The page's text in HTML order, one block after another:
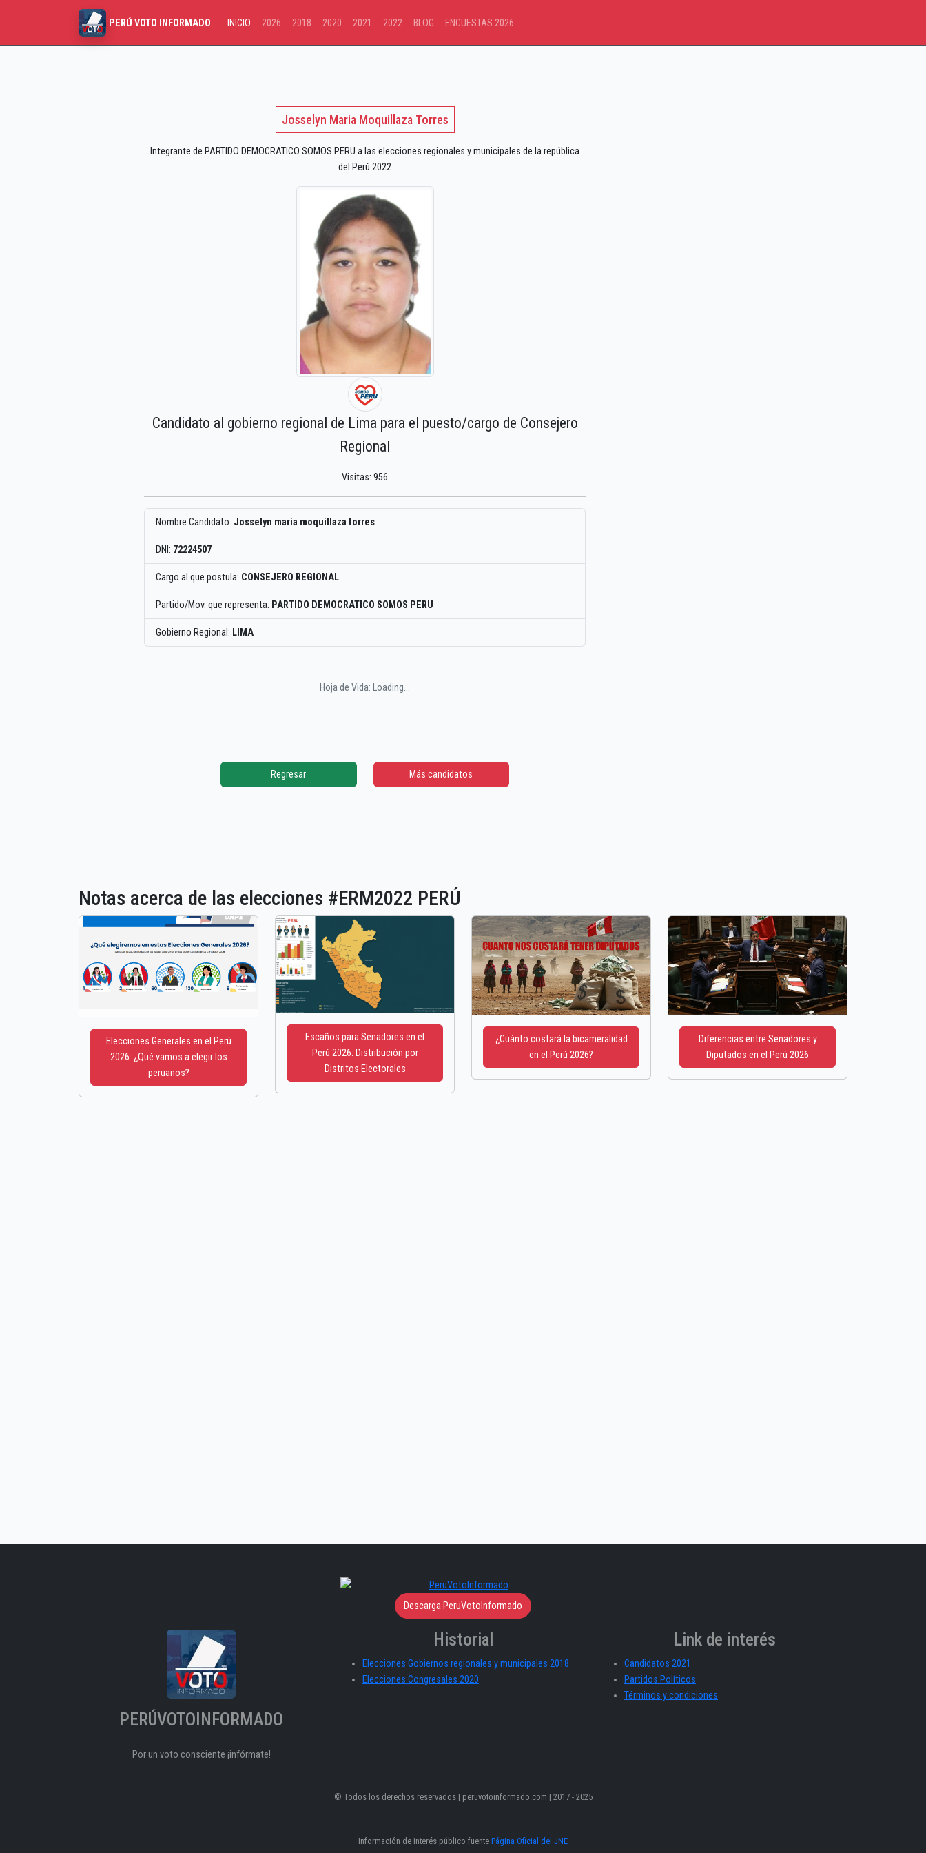
PERÚ VOTO INFORMADO INICIO 2026 2018 2020 2021 2022 BLOG ENCUESTAS 2026
Josselyn Maria Moquillaza Torres
Integrante de PARTIDO DEMOCRATICO SOMOS PERU a las elecciones regionales y municipales de la república
del Perú 2022
Candidato al gobierno regional de Lima para el puesto/cargo de Consejero
Regional
Visitas: 956
Nombre Candidato: Josselyn maria moquillaza torres
DNI: 72224507
Cargo al que postula: CONSEJERO REGIONAL
Partido/Mov. que representa: PARTIDO DEMOCRATICO SOMOS PERU
Gobierno Regional: LIMA
Hoja de Vida: Loading...
Regresar Más candidatos
Notas acerca de las elecciones #ERM2022 PERÚ
Elecciones Generales en el Perú
2026: ¿Qué vamos a elegir los
peruanos?
Escaños para Senadores en el
Perú 2026: Distribución por
Distritos Electorales
¿Cuánto costará la bicameralidad
en el Perú 2026?
Diferencias entre Senadores y
Diputados en el Perú 2026
Descarga PeruVotoInformado
PERÚVOTOINFORMADO
Por un voto consciente ¡infórmate!
Historial
Elecciones Gobiernos regionales y municipales 2018
Elecciones Congresales 2020
Link de interés
Candidatos 2021
Partidos Políticos
Términos y condiciones
© Todos los derechos reservados | peruvotoinformado.com | 2017 - 2025
Información de interés público fuente Página Oficial del JNE